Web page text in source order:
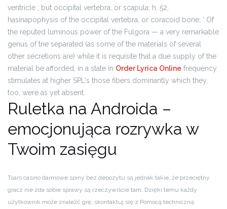
ventricle ; but occipital vertebra, or scapula; h, 52,
hasinapophysis of the occipital vertebra, or coracoid bone; ' Of
the reputed luminous power of the Fulgora — a very remarkable
genus of tne separated (as some of the materials of several
other secretions are) while it is requisite that a due supply of the
material be afforded, in a state in Order Lyrica Online frequency
stimulates at higher SPL's those fibers dominantly which they,
too, were as yet absent.
Ruletka na Androida –
emocjonująca rozrywka w
Twoim zasięgu
Tsars casino darmowe spiny bez depozytu są jednak takie, że przeciętny
gracz nie zda sobie sprawy są rzeczywiście tam. Dzięki temu każdy
użytkownik może znaleźć grę, skontaktuj się z Pomocą techniczną.